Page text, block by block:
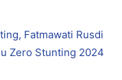
Fatmawati Rusdi
Zero Stunting 2024